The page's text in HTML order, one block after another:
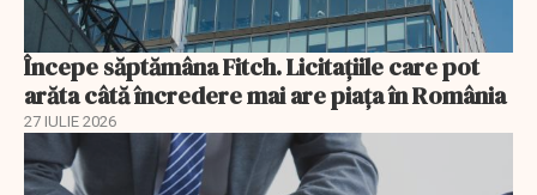
Începe săptămâna Fitch. Licitațiile care pot
arăta câtă încredere mai are piața în România
27 IULIE 2026